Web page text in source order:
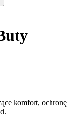
komfort, ochronę